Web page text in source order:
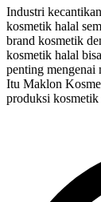
Industri
kosmetik halal
brand kosmetik
kosmetik halal
penting mengenai
Itu Maklon
produksi